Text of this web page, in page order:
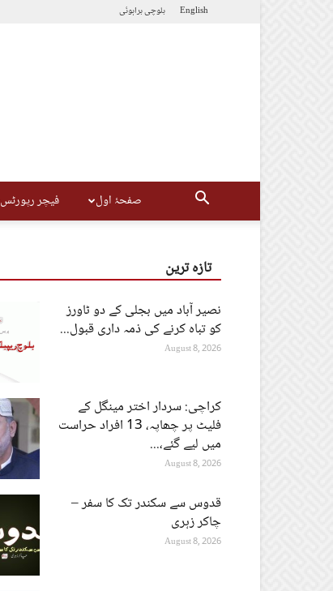
English بلوچیبراہوئی
صفحۂ اول فیچر رپورٹس
تازہ ترین
نصیر آباد میں بجلی کے دو ٹاورز
کو تباہ کرنے کی ذمہ داری قبول...
August 8, 2026
کراچی: سردار اختر مینگل کے
فلیٹ پر چھاپہ، 13 افراد حراست
میں لیے گئے،...
August 8, 2026
قدوس سے سکندر تک کا سفر –
چاکر زہری
August 8, 2026